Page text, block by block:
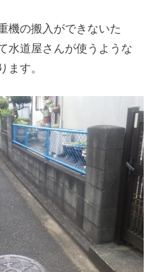
機の搬入ができないた
水道屋さんが使うような
ます。